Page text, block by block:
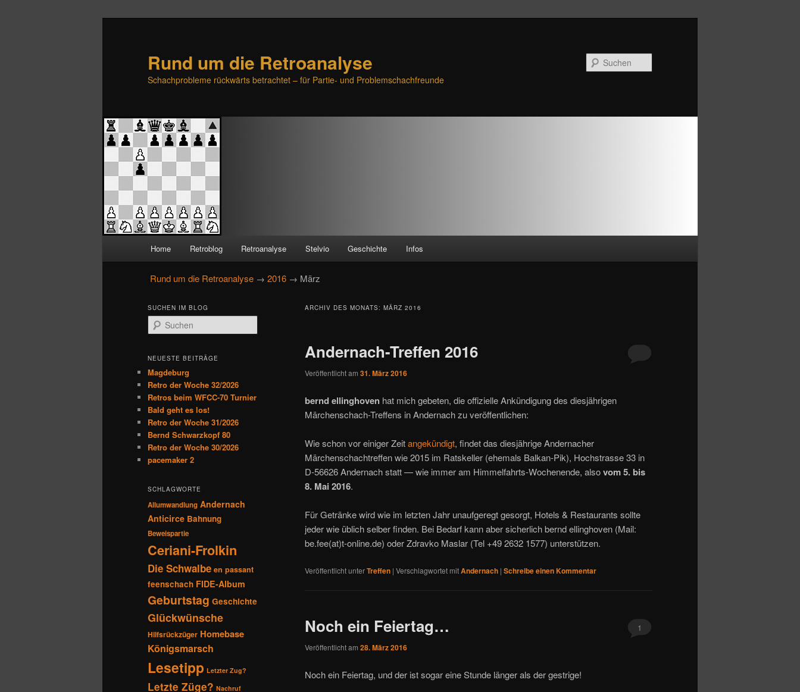
Rund um die Retroanalyse
Schachprobleme rückwärts betrachtet – für Partie- und Problemschachfreunde
Zum
primären
Inhalt
springen
Zum
sekundären
Inhalt
springen
Home Retroblog Retroanalyse Stelvio Geschichte Infos
Rund um die Retroanalyse → 2016 → März
ARCHIV DES MONATS: MÄRZ 2016
Andernach-Treffen 2016
Veröffentlicht am 31. März 2016
bernd ellinghoven hat mich gebeten, die offizielle Ankündigung des diesjährigen
Märchenschach-Treffens in Andernach zu veröffentlichen:
Wie schon vor einiger Zeitangekündigt, findet das diesjährige Andernacher
Märchenschachtreffen wie 2015 im Ratskeller (ehemals Balkan-Pik), Hochstrasse 33 in
D-56626 Andernach statt — wie immer am Himmelfahrts-Wochenende, alsovom 5. bis
8. Mai 2016.
Für Getränke wird wie im letzten Jahr unaufgeregt gesorgt, Hotels & Restaurants sollte
jeder wie üblich selber finden. Bei Bedarf kann aber sicherlich bernd ellinghoven (Mail:
be.fee(at)t-online.de) oder Zdravko Maslar (Tel +49 2632 1577) unterstützen.
Veröffentlicht unterTreffen | Verschlagwortet mitAndernach | Schreibe einen Kommentar
Noch ein Feiertag…
Veröffentlicht am 28. März 2016
1
Noch ein Feiertag, und der ist sogar eine Stunde länger als der gestrige!
SUCHEN IM BLOG
u
h
n
NEUESTE BEITRÄGE
Magdeburg
Retro der Woche 32/2026
Retros beim WFCC-70 Turnier
Bald geht es los!
Retro der Woche 31/2026
Bernd Schwarzkopf 80
Retro der Woche 30/2026
pacemaker 2
SCHLAGWORTE
Allumwandlung Andernach
Anticirce Bahnung
Beweispartie
Ceriani-Frolkin
Die Schwalbe en passant
feenschach FIDE-Album
Geburtstag Geschichte
Glückwünsche
Hilfsrückzüger Homebase
Königsmarsch
Lesetipp Letzter Zug?
Letzte Züge? Nachruf